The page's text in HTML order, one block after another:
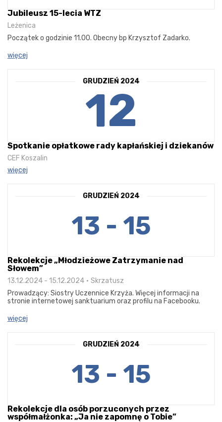
Jubileusz 15-lecia WTZ
Leżenica
Początek o godzinie 11.00. Obecny bp Krzysztof Zadarko.
więcej
GRUDZIEŃ 2024
12
Spotkanie opłatkowe rady kapłańskiej i dziekanów
CEF Koszalin
więcej
GRUDZIEŃ 2024
13 - 15
Rekolekcje „Młodzieżowe Zatrzymanie nad
Słowem”
13.12.2024 - 15.12.2024
Skrzatusz
Prowadzący: Siostry Uczennice Krzyża. Więcej informacji na
stronie internetowej sanktuarium oraz profilu na Facebooku.
więcej
GRUDZIEŃ 2024
13 - 15
Rekolekcje dla osób porzuconych przez
współmałżonka: „Ja nie zapomnę o Tobie”